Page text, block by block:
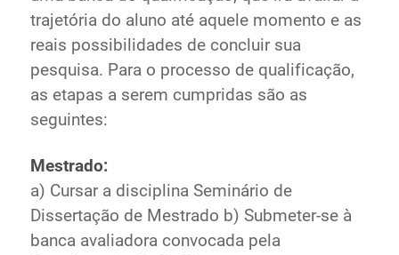
trajetória do aluno até aquele momento e as
reais possibilidades de concluir sua
pesquisa. Para o processo de qualificação,
as etapas a serem cumpridas são as
seguintes:
Mestrado:
a) Cursar a disciplina Seminário de
Dissertação de Mestrado b) Submeter-se à
banca avaliadora convocada pela